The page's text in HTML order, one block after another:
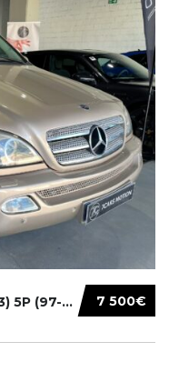
7 500€
MERCEDES BENZ CLASE M (W 163) 5P (97-05) 200...